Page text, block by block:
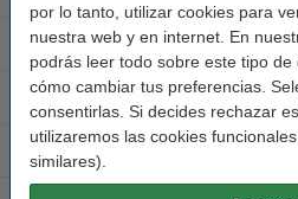
por lo tanto, utilizar cookies para
nuestra web y en internet. En
podrás leer todo sobre este tipo
cómo cambiar tus preferencias.
consentirlas. Si decides rechazar
utilizaremos las cookies
similares).
Atención al cliente
Sobre 123tinta